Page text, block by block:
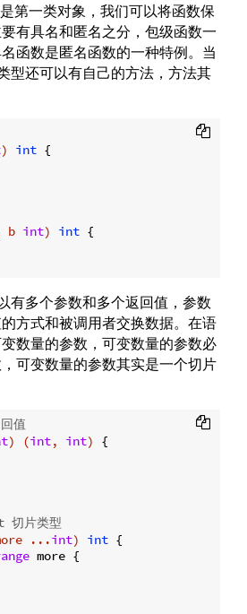
第一类对象，我们可以将函数保
有具名和匿名之分，包级函数一
函数是匿名函数的一种特例。当
型还可以有自己的方法，方法其
) int {
b int) int {
有多个参数和多个返回值，参数
方式和被调用者交换数据。在语
数量的参数，可变数量的参数必
可变数量的参数其实是一个切片
值
) (int, int)
{
片类型
...int) int {
more {